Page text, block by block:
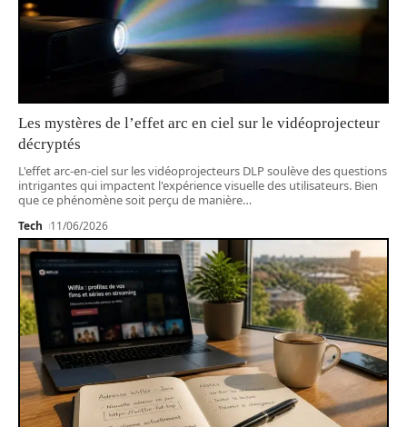
Les mystères de l’effet arc en ciel sur le vidéoprojecteur
décryptés
L'effet arc-en-ciel sur les vidéoprojecteurs DLP soulève des questions
intrigantes qui impactent l'expérience visuelle des utilisateurs. Bien
que ce phénomène soit perçu de manière…
Tech 11/06/2026